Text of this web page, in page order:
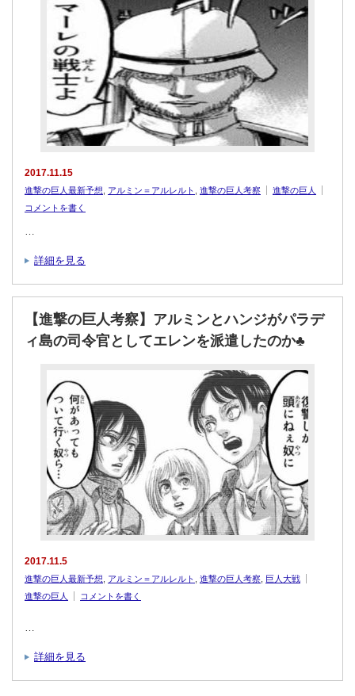
2017.11.15
進撃の巨人最新予想 アルミン＝アルレルト 進撃の巨人考察
進撃の巨人
コメントを書く
詳細を見る
【進撃の巨人考察】アルミンとハンジがパラデ
ィ島の司令官としてエレンを派遣したのか♣
2017.11.5
進撃の巨人最新予想 アルミン＝アルレルト 進撃の巨人考察 巨人大戦
進撃の巨人
コメントを書く
…
詳細を見る